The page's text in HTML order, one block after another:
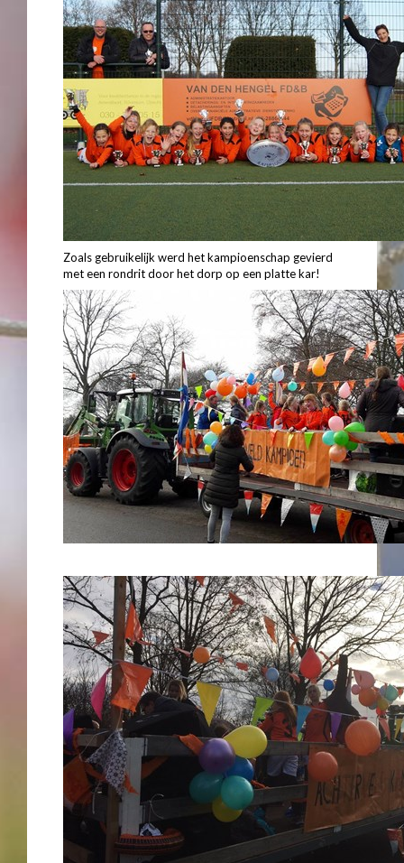
Zoals gebruikelijk werd het kampioenschap gevierd
met een rondrit door het dorp op een platte kar!